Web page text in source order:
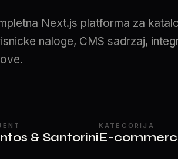
Next.js platforma za
naloge, CMS sadrzaj,
& Santorini
KATEGORIJA
E-